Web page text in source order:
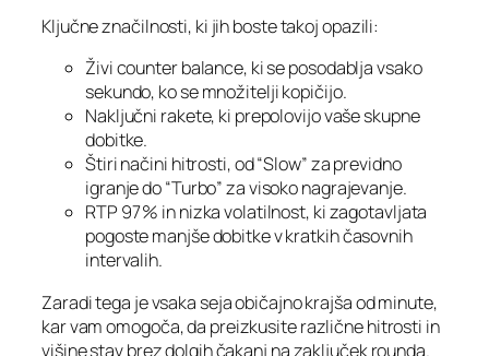
Ključne značilnosti, ki jih boste takoj opazili:
Živi counter balance, ki se posodablja vsako
sekundo, ko se množitelji kopičijo.
Naključni rakete, ki prepolovijo vaše skupne
dobitke.
Štiri načini hitrosti, od “Slow” za previdno
igranje do “Turbo” za visoko nagrajevanje.
RTP 97 % in nizka volatilnost, ki zagotavljata
pogoste manjše dobitke v kratkih časovnih
intervalih.
Zaradi tega je vsaka seja običajno krajša od minute,
kar vam omogoča, da preizkusite različne hitrosti in
višine stav brez dolgih čakanj na zaključek rounda.